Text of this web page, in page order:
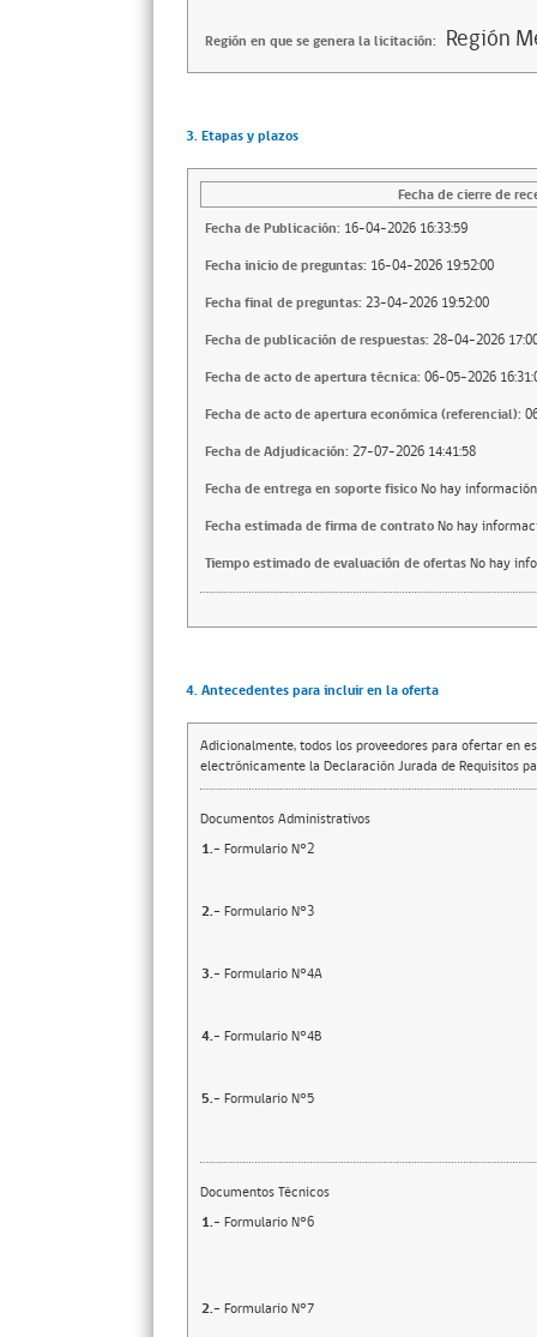
Región en que se genera la licitación: Región
3. Etapas y plazos
Fecha de cierre de
Fecha de Publicación: 16-04-2026 16:33:59
Fecha inicio de preguntas: 16-04-2026 19:52:00
Fecha final de preguntas: 23-04-2026 19:52:00
Fecha de publicación de respuestas: 28-04-2026
Fecha de acto de apertura técnica: 06-05-2026
Fecha de acto de apertura económica (referencial):
Fecha de Adjudicación: 27-07-2026 14:41:58
Fecha de entrega en soporte fisicoNo hay información
Fecha estimada de firma de contratoNo hay
Tiempo estimado de evaluación de ofertasNo hay
4. Antecedentes para incluir en la oferta
Adicionalmente, todos los proveedores para ofertar en
electrónicamente la Declaración Jurada de Requisitos
Documentos Administrativos
1.- Formulario N°2
2.- Formulario N°3
3.- Formulario N°4A
4.- Formulario N°4B
5.- Formulario N°5
Documentos Técnicos
1.- Formulario N°6
2.- Formulario N°7